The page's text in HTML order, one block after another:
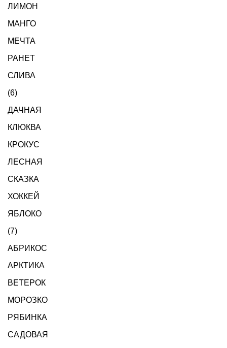
ЛИМОН
МАНГО
МЕЧТА
РАНЕТ
СЛИВА
(6)
ДАЧНАЯ
КЛЮКВА
КРОКУС
ЛЕСНАЯ
СКАЗКА
ХОККЕЙ
ЯБЛОКО
(7)
АБРИКОС
АРКТИКА
ВЕТЕРОК
МОРОЗКО
РЯБИНКА
САДОВАЯ